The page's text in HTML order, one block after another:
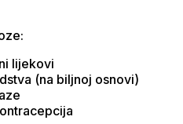
lijekovi
(na biljnoj osnovi)